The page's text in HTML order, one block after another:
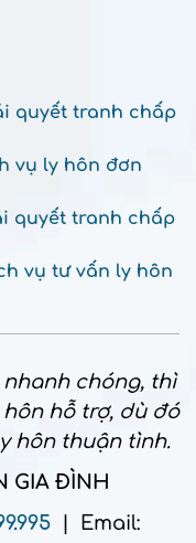
quyết tranh chấp
vụ ly hôn đơn
quyết tranh chấp
vụ tư vấn ly hôn
chóng, thì
hỗ trợ, dù đó
hôn thuận tình.
GIA ĐÌNH
| Email: